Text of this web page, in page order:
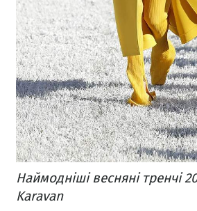
Наймодніші весняні тренчі
Karavan